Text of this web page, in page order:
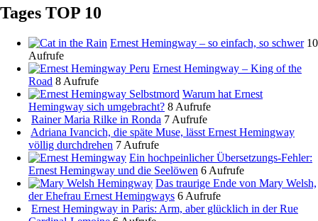
Tages TOP 10
Ernest Hemingway – so einfach, so schwer 10
Aufrufe
Ernest Hemingway – King of the
Road 8 Aufrufe
Warum hat Ernest
Hemingway sich umgebracht? 8 Aufrufe
Rainer Maria Rilke in Ronda 7 Aufrufe
Adriana Ivancich, die späte Muse, lässt Ernest Hemingway
völlig durchdrehen 7 Aufrufe
Ein hochpeinlicher Übersetzungs-Fehler:
Ernest Hemingway und die Seelöwen 6 Aufrufe
Das traurige Ende von Mary Welsh,
der Ehefrau Ernest Hemingways 6 Aufrufe
Ernest Hemingway in Paris: Arm, aber glücklich in der Rue